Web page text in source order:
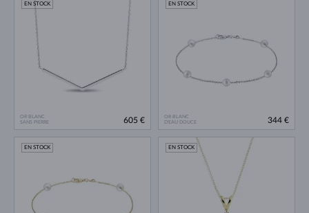
OR BLANC
SANS PIERRE
EN STOCK
605 €
OR BLANC
D'EAU DOUCE
EN STOCK
344 €
EN STOCK EN STOCK